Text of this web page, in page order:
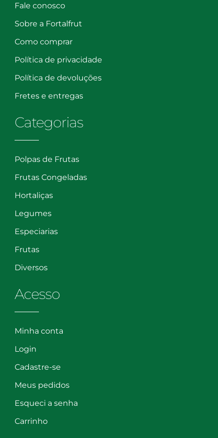
Fale conosco
Sobre a Fortalfrut
Como comprar
Política de privacidade
Política de devoluções
Fretes e entregas
Categorias
Polpas de Frutas
Frutas Congeladas
Hortaliças
Legumes
Especiarias
Frutas
Diversos
Acesso
Minha conta
Login
Cadastre-se
Meus pedidos
Esqueci a senha
Carrinho